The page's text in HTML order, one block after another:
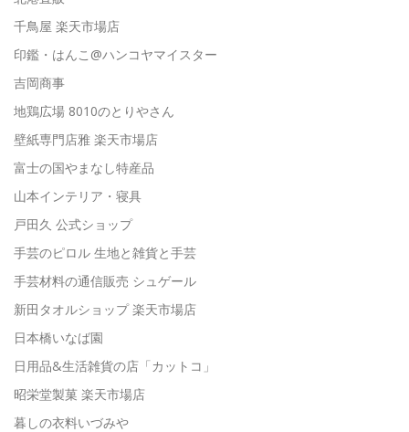
千鳥屋 楽天市場店
印鑑・はんこ@ハンコヤマイスター
吉岡商事
地鶏広場 8010のとりやさん
壁紙専門店雅 楽天市場店
富士の国やまなし特産品
山本インテリア・寝具
戸田久 公式ショップ
手芸のピロル 生地と雑貨と手芸
手芸材料の通信販売 シュゲール
新田タオルショップ 楽天市場店
日本橋いなば園
日用品&生活雑貨の店「カットコ」
昭栄堂製菓 楽天市場店
暮しの衣料いづみや